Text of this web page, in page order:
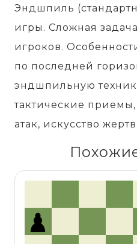
Эндшпиль
игры. Сложная
игроков.
по последней
эндшпильную
тактические
атак, искусство